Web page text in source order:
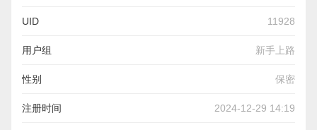
UID 11928
用户组 新手上路
性别 保密
注册时间 2024-12-29 14:19